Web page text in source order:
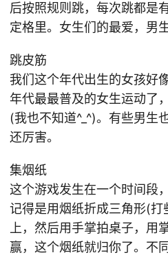
后按照规则跳，每次跳都是
定格里。女生们的最爱，男
跳皮筋
我们这个年代出生的女孩好
年代最最普及的女生运动了
(我也不知道^_^)。有些男生
还厉害。
集烟纸
这个游戏发生在一个时间段
记得是用烟纸折成三角形(
上，然后用手掌拍桌子，用
赢，这个烟纸就归你了。不